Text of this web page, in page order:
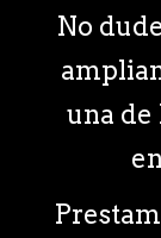
No
una de